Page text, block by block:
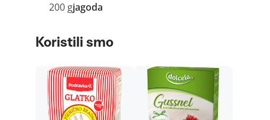
200 gjagoda
Koristili smo